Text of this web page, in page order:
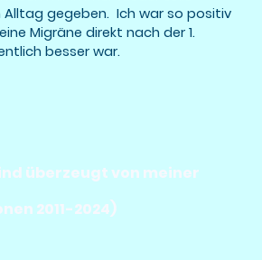
Alltag gegeben. Ich war so positiv
Migräne direkt nach der 1.
besser war.
überzeugt von meiner
2011-2024)